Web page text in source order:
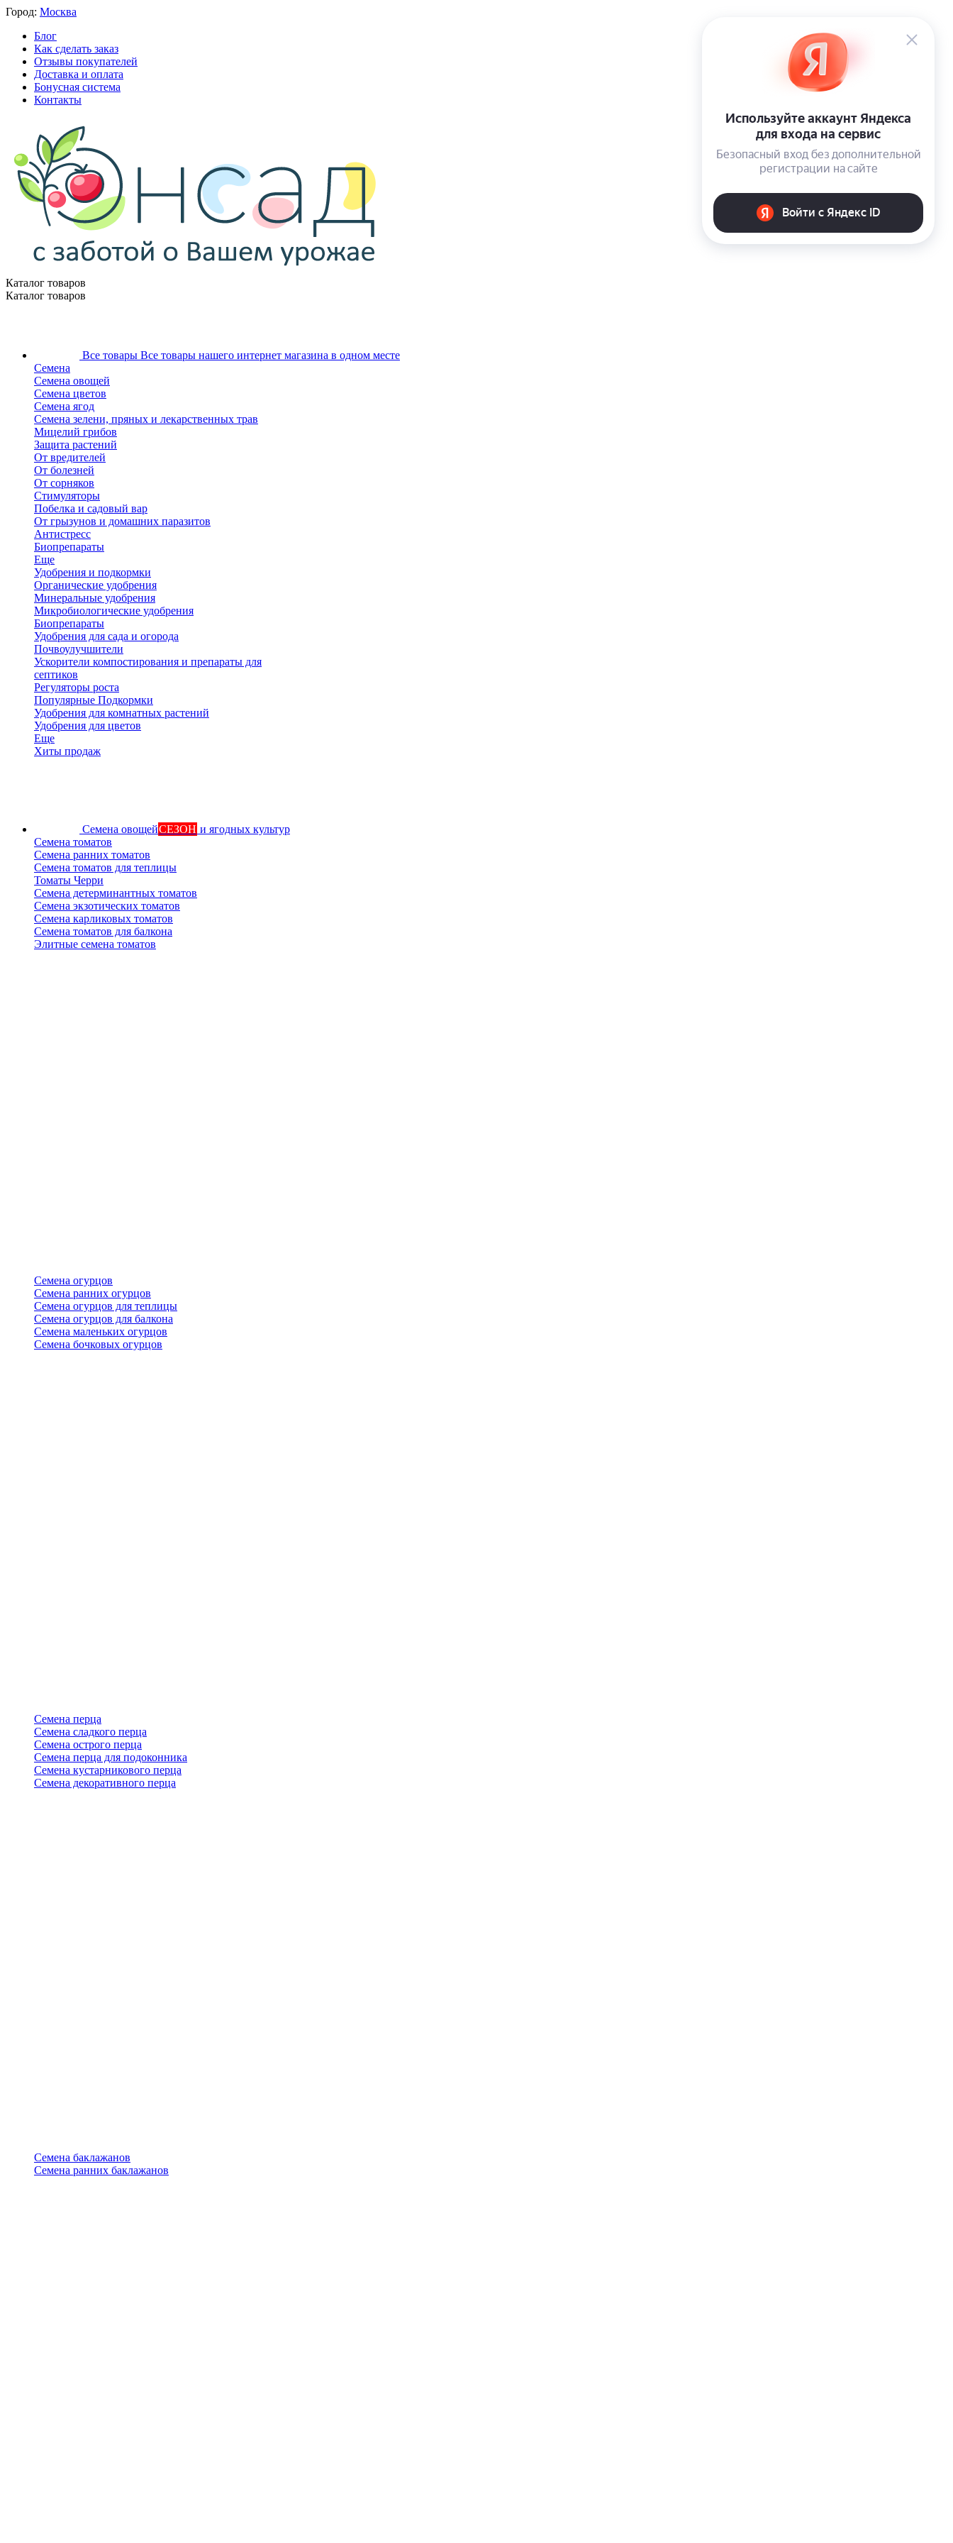
Город: Москва
Блог
Как сделать заказ
Отзывы покупателей
Доставка и оплата
Бонусная система
Контакты
Каталог товаров
Каталог товаров
Все товары Все товары нашего интернет магазина в одном месте
Семена
Семена овощей
Семена цветов
Семена ягод
Семена зелени, пряных и лекарственных трав
Мицелий грибов
Защита растений
От вредителей
От болезней
От сорняков
Стимуляторы
Побелка и садовый вар
От грызунов и домашних паразитов
Антистресс
Биопрепараты
Еще
Удобрения и подкормки
Органические удобрения
Минеральные удобрения
Микробиологические удобрения
Биопрепараты
Удобрения для сада и огорода
Почвоулучшители
Ускорители компостирования и препараты для
септиков
Регуляторы роста
Популярные Подкормки
Удобрения для комнатных растений
Удобрения для цветов
Еще
Хиты продаж
Семена овощейСЕЗОН и ягодных культур
Семена томатов
Семена ранних томатов
Семена томатов для теплицы
Томаты Черри
Семена детерминантных томатов
Семена экзотических томатов
Семена карликовых томатов
Семена томатов для балкона
Элитные семена томатов
Семена огурцов
Семена ранних огурцов
Семена огурцов для теплицы
Семена огурцов для балкона
Семена маленьких огурцов
Семена бочковых огурцов
Семена перца
Семена сладкого перца
Семена острого перца
Семена перца для подоконника
Семена кустарникового перца
Семена декоративного перца
Семена баклажанов
Семена ранних баклажанов